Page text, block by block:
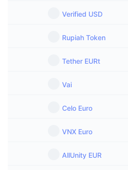
Verified USD
Rupiah Token
Tether EURt
Vai
Celo Euro
VNX Euro
AllUnity EUR